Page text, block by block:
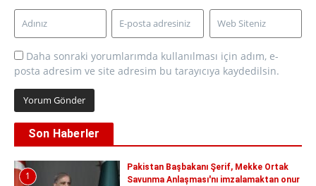
Daha sonraki yorumlarımda kullanılması için adım, e-
posta adresim ve site adresim bu tarayıcıya kaydedilsin.
Son Haberler
1
Pakistan Başbakanı Şerif, Mekke Ortak
Savunma Anlaşması'nı imzalamaktan onur